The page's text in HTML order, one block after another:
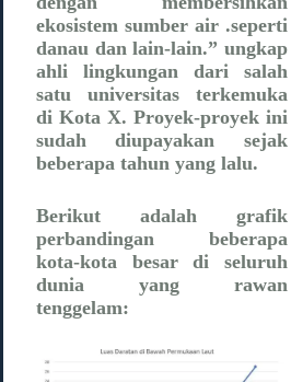
ekosistem sumber air .seperti
danau dan lain-lain.” ungkap
ahli lingkungan dari salah
satu universitas terkemuka
di Kota X. Proyek-proyek ini
sudah diupayakan sejak
beberapa tahun yang lalu.
Berikut adalah grafik
perbandingan beberapa
kota-kota besar di seluruh
dunia yang rawan
tenggelam: